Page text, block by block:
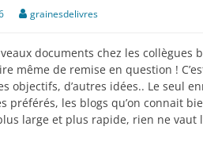
grainesdelivres
documents chez les
même de remise en question !
objectifs, d’autres idées.. Le seul
préférés, les blogs qu’on connait
large et plus rapide, rien ne vaut